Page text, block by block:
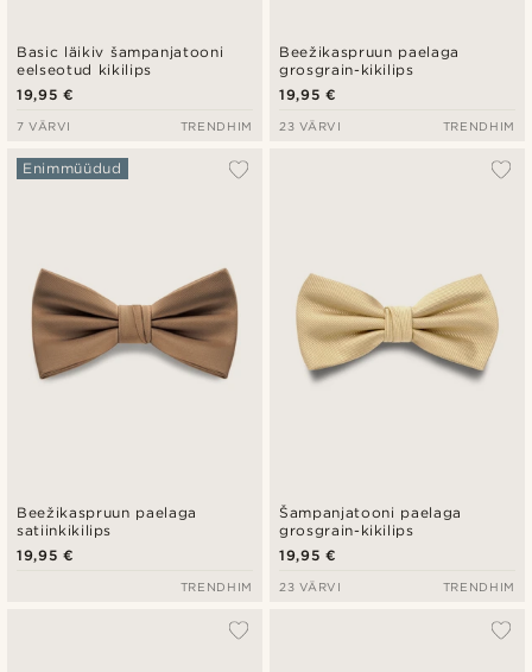
Basic läikiv šampanjatooni
eelseotud kikilips
19,95 €
7 VÄRVI TRENDHIM
Beežikaspruun paelaga
grosgrain-kikilips
19,95 €
23 VÄRVI TRENDHIM
Beežikaspruun paelaga
satiinkikilips
Enimmüüdud
19,95 €
TRENDHIM
Šampanjatooni paelaga
grosgrain-kikilips
19,95 €
23 VÄRVI TRENDHIM